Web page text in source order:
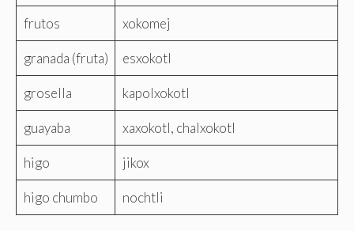
frutos xokomej
granada (fruta) esxokotl
grosella kapolxokotl
guayaba xaxokotl, chalxokotl
higo jikox
higo chumbo nochtli